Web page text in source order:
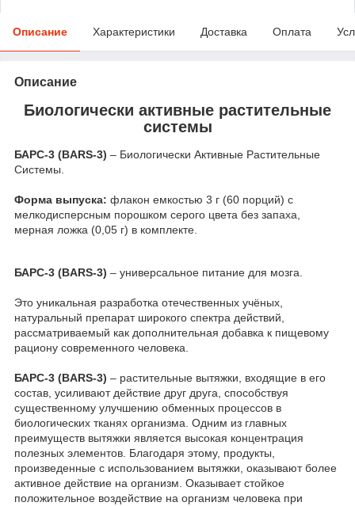
Описание Характеристики Доставка Оплата
Описание
Биологически активные растительные
системы
БАРС-3 (BARS-3) – Биологически Активные Растительные
Системы.
Форма выпуска: флакон емкостью 3 г (60 порций) с
мелкодисперсным порошком серого цвета без запаха,
мерная ложка (0,05 г) в комплекте.
БАРС-3 (BARS-3) – универсальное питание для мозга.
Это уникальная разработка отечественных учёных,
натуральный препарат широкого спектра действий,
рассматриваемый как дополнительная добавка к пищевому
рациону современного человека.
БАРС-3 (BARS-3) – растительные вытяжки, входящие в его
состав, усиливают действие друг друга, способствуя
существенному улучшению обменных процессов в
биологических тканях организма. Одним из главных
преимуществ вытяжки является высокая концентрация
полезных элементов. Благодаря этому, продукты,
произведенные с использованием вытяжки, оказывают более
активное действие на организм. Оказывает стойкое
положительное воздействие на организм человека при